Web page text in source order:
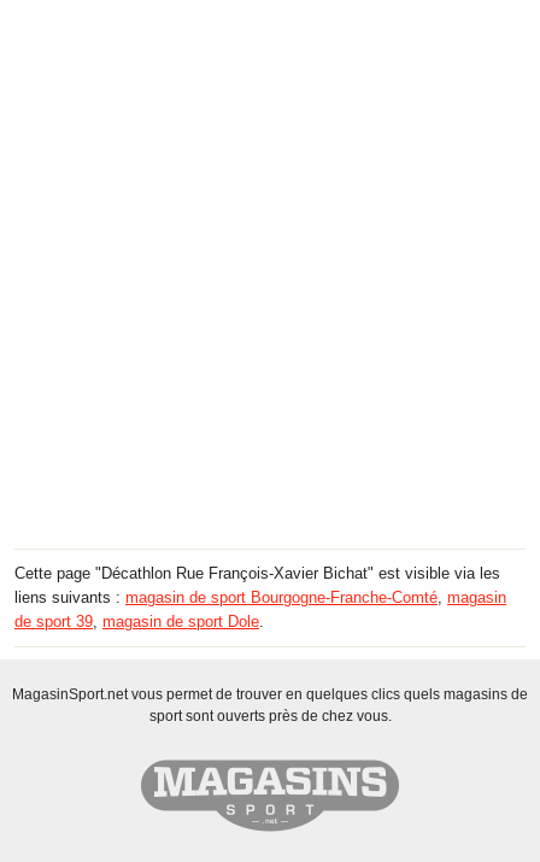
Cette page "Décathlon Rue François-Xavier Bichat" est visible via les
liens suivants : magasin de sport Bourgogne-Franche-Comté, magasin
de sport 39, magasin de sport Dole.
MagasinSport.net vous permet de trouver en quelques clics quels magasins de
sport sont ouverts près de chez vous.